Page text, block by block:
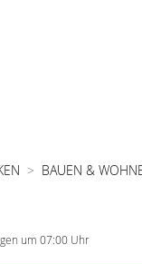
BAUEN &
um 07:00 Uhr